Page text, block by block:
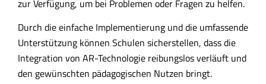
zur Verfügung, um bei Problemen oder Fragen zu helfen.
Durch die einfache Implementierung und die umfassende
Unterstützung können Schulen sicherstellen, dass die
Integration von AR-Technologie reibungslos verläuft und
den gewünschten pädagogischen Nutzen bringt.